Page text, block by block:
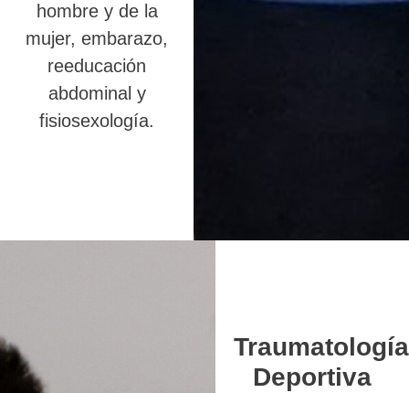
hombre y de la
mujer, embarazo,
reeducación
abdominal y
fisiosexología.
Traumatología
Deportiva